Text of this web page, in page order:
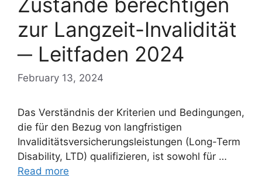
zur Langzeit-Invalidität
─ Leitfaden 2024
February 13, 2024
Das Verständnis der Kriterien und Bedingungen,
die für den Bezug von langfristigen
Invaliditätsversicherungsleistungen (Long-Term
Disability, LTD) qualifizieren, ist sowohl für …
Read more